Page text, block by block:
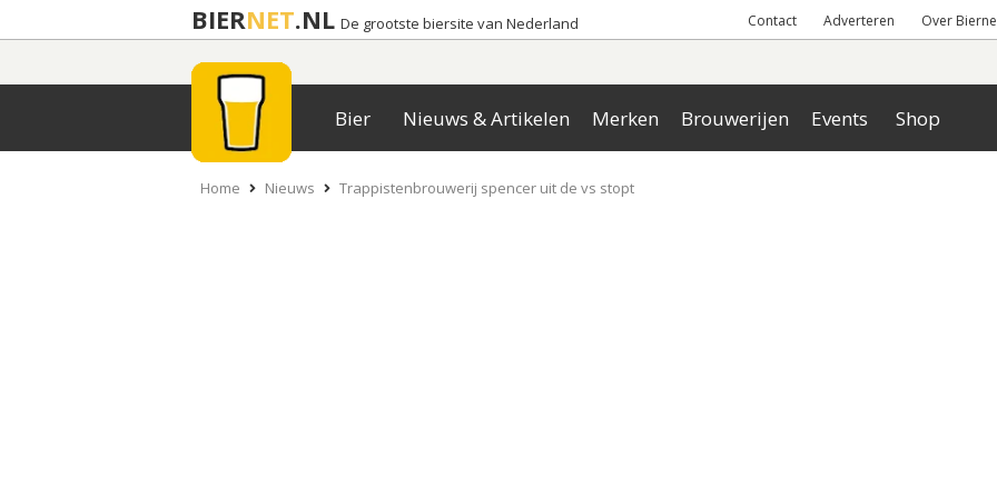
BIERNET.NL De grootste biersite van Nederland Contact Adverteren Over
Bier Nieuws & Artikelen Merken Brouwerijen Events Shop
Home Nieuws Trappistenbrouwerij spencer uit de vs stopt